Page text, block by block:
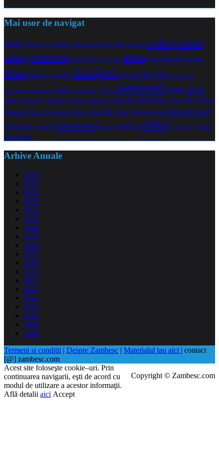
Mai usor de navigat
adult audio bani benzi desenate blog Bucuresti coduricoduri
emag concurs download DVDRip emag facebook femei
filme funny google imagini jocuri Kiss FM maramures
messenger noiembrie Nokia octombrie orange personal pozequiz
Quiz Comert Online Quiz Gadget Quiz HI-TECH Biz Quiz HI-TECH
Oameni Quiz Internet Quiz KissFM Quiz Tehnologie raspunsuri
romania sugestii timisoara torrent trailer video Vodafone yahoo
messenger
Arhive Anuale
2026
2025
2024
2023
2022
2021
2020
2019
2018
2017
2016
2015
2014
2013
2012
2011
2010
2009
2008
Termeni si conditii | Despre Zambesc | Materialul tau aici | contact
[@] zambesc.com
Copyright © Zambesc.com
Acest site foloseşte cookie–uri. Prin
continuarea navigarii, eşti de acord cu
modul de utilizare a acestor informaţii.
Află detalii aici Accept